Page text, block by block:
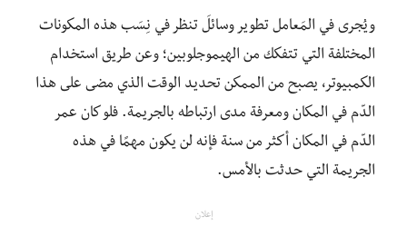
ويُجرى في المَعامل تطوير وسائلَ تنظر في نِسَب هذه المكونات
المختلفة التي تتفكك من الهيموجلوبين؛ وعن طريق استخدام
الكمبيوتر، يصبح من الممكن تحديد الوقت الذي مضى على هذا
الدّم في المكان ومعرفة مدى ارتباطه بالجريمة. فلو كان عمر
الدّم في المكان أكثر من سنة فإنه لن يكون مهمًا في هذه
الجريمة التي حدثت بالأمس.
إعلان